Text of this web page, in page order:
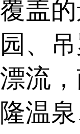
覆盖
园、
漂流
隆温